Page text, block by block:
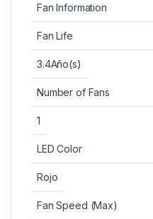
Fan Information
Fan Life
3.4Año(s)
Number of Fans
1
LED Color
Rojo
Fan Speed (Max)